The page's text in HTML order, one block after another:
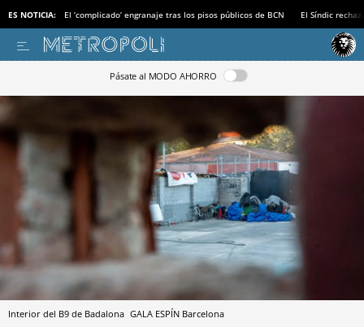
ES NOTICIA: El ‘complicado’ engranaje tras los pisos públicos de BCN El Síndic
Pásate al MODO AHORRO
Interior del B9 de Badalona GALA ESPÍN Barcelona